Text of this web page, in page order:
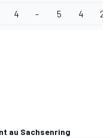
4 - 5 4 2
au Sachsenring